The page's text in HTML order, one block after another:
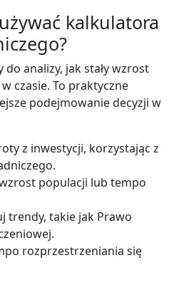
kalkulatora
analizy, jak stały wzrost
czasie. To praktyczne
podejmowanie decyzji w
z inwestycji, korzystając z
populacji lub tempo
trendy, takie jak Prawo
rozprzestrzeniania się